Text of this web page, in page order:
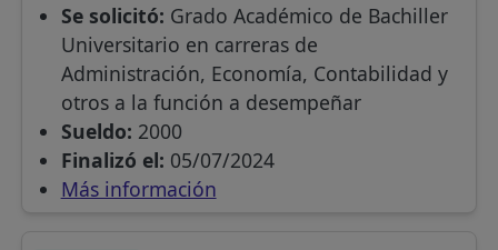
Se solicitó: Grado Académico de Bachiller
Universitario en carreras de
Administración, Economía, Contabilidad y
otros a la función a desempeñar
Sueldo: 2000
Finalizó el: 05/07/2024
Más información